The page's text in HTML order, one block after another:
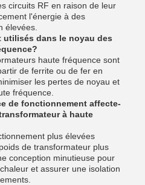
circuits RF en raison de leur
l'énergie à des
élevées.
utilisés dans le noyau des
haute fréquence sont
de ferrite ou de fer en
les pertes de noyau et
fréquence.
de fonctionnement affecte-
à haute
plus élevées
de transformateur plus
conception minutieuse pour
et assurer une isolation